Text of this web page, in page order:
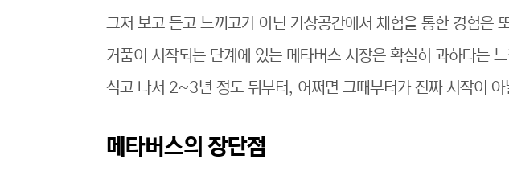
그저 보고 듣고 느끼고가 아닌 가상공간에서 체험을 통한 경험은
거품이 시작되는 단계에 있는 메타버스 시장은 확실히 과하다는
식고 나서 2~3년 정도 뒤부터, 어쩌면 그때부터가 진짜 시작이 아
메타버스의 장단점